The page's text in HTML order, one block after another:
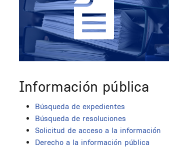
Información pública
Búsqueda de expedientes
Búsqueda de resoluciones
Solicitud de acceso a la información
Derecho a la información pública